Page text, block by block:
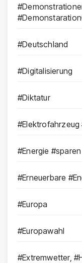
#Deutschland
#Digitalisierung
#Diktatur
#Energie #sparen
#Erneuerbare
#Europa
#Europawahl
#Extremwetter,